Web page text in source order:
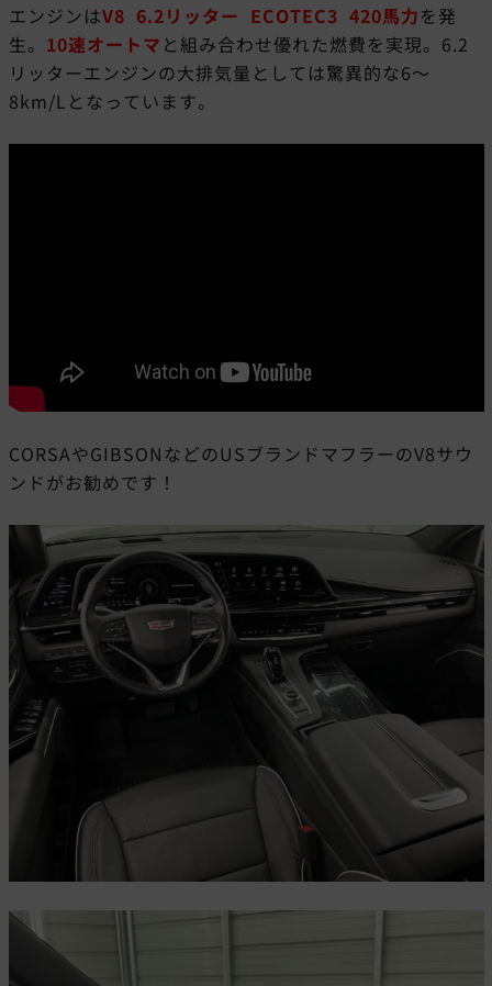
エンジンはV8 6.2リッター ECOTEC3 420馬力を発
生。 10速オートマ と組み合わせ優れた燃費を実現。6.2
リッターエンジンの大排気量としては驚異的な6～
8km/Lとなっています。
CORSAやGIBSONなどのUSブランドマフラーのV8サウ
ンドがお勧めです！